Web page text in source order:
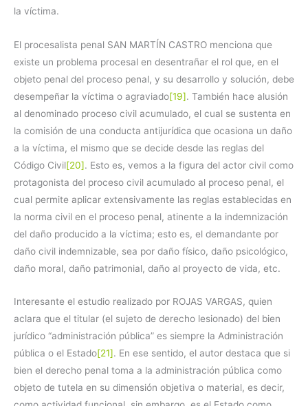
la víctima.
El procesalista penal SAN MARTÍN CASTRO menciona que
existe un problema procesal en desentrañar el rol que, en el
objeto penal del proceso penal, y su desarrollo y solución, debe
desempeñar la víctima o agraviado[19]. También hace alusión
al denominado proceso civil acumulado, el cual se sustenta en
la comisión de una conducta antijurídica que ocasiona un daño
a la víctima, el mismo que se decide desde las reglas del
Código Civil[20]. Esto es, vemos a la figura del actor civil como
protagonista del proceso civil acumulado al proceso penal, el
cual permite aplicar extensivamente las reglas establecidas en
la norma civil en el proceso penal, atinente a la indemnización
del daño producido a la víctima; esto es, el demandante por
daño civil indemnizable, sea por daño físico, daño psicológico,
daño moral, daño patrimonial, daño al proyecto de vida, etc.
Interesante el estudio realizado por ROJAS VARGAS, quien
aclara que el titular (el sujeto de derecho lesionado) del bien
jurídico “administración pública” es siempre la Administración
pública o el Estado[21]. En ese sentido, el autor destaca que si
bien el derecho penal toma a la administración pública como
objeto de tutela en su dimensión objetiva o material, es decir,